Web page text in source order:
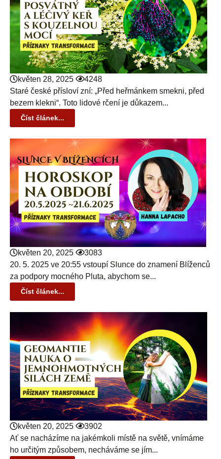
květen 28, 2025
4248
Staré české přísloví zní: „Před heřmánkem smekni, před
bezem klekni“. Toto lidové rčení je důkazem...
Číst článek...
květen 20, 2025
3083
20. 5. 2025 ve 20:55 vstoupí Slunce do znamení Blíženců
za podpory mocného Pluta, abychom se...
Číst článek...
květen 20, 2025
3902
Ať se nacházíme na jakémkoli místě na světě, vnímáme
ho určitým způsobem, necháváme se jím...